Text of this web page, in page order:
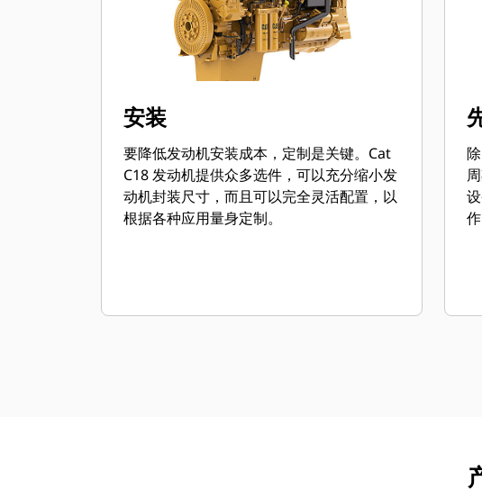
安装
要降低发动机安装成本，定制是关键。Cat
C18 发动机提供众多选件，可以充分缩小发
动机封装尺寸，而且可以完全灵活配置，以
根据各种应用量身定制。
作